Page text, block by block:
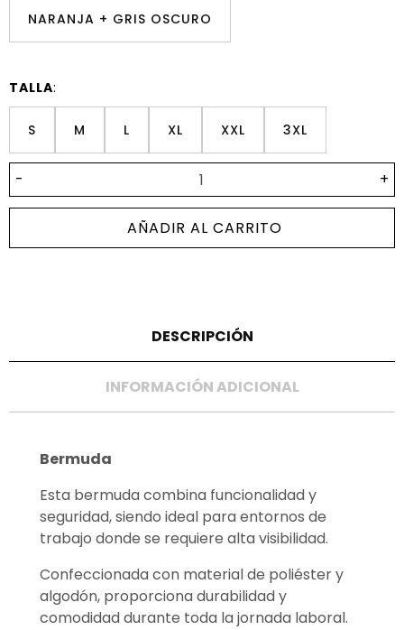
NARANJA + GRIS OSCURO
TALLA:
S M L XL XXL 3XL
- +
AÑADIR AL CARRITO
DESCRIPCIÓN
INFORMACIÓN ADICIONAL
Bermuda
Esta bermuda combina funcionalidad y
seguridad, siendo ideal para entornos de
trabajo donde se requiere alta visibilidad.
Confeccionada con material de poliéster y
algodón, proporciona durabilidad y
comodidad durante toda la jornada laboral.